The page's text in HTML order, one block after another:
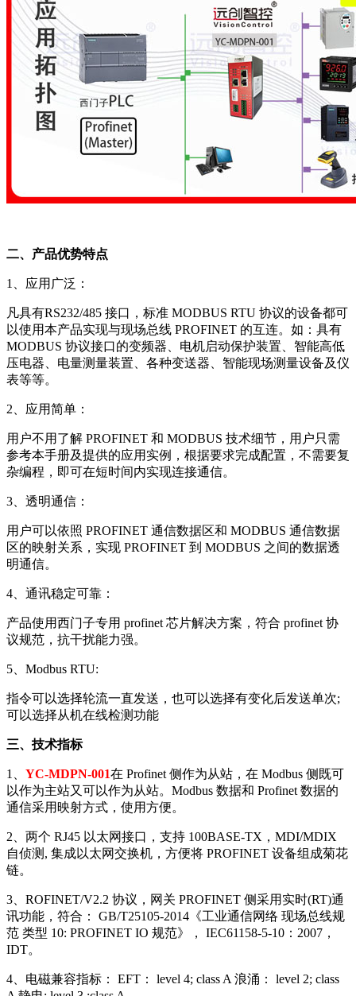
二、产品优势特点
1、应用广泛：
凡具有RS232/485 接口，标准 MODBUS RTU 协议的设备都可
以使用本产品实现与现场总线 PROFINET 的互连。如：具有
MODBUS 协议接口的变频器、电机启动保护装置、智能高低
压电器、电量测量装置、各种变送器、智能现场测量设备及仪
表等等。
2、应用简单：
用户不用了解 PROFINET 和 MODBUS 技术细节，用户只需
参考本手册及提供的应用实例，根据要求完成配置，不需要复
杂编程，即可在短时间内实现连接通信。
3、透明通信：
用户可以依照 PROFINET 通信数据区和 MODBUS 通信数据
区的映射关系，实现 PROFINET 到 MODBUS 之间的数据透
明通信。
4、通讯稳定可靠：
产品使用西门子专用 profinet 芯片解决方案，符合 profinet 协
议规范，抗干扰能力强。
5、Modbus RTU:
指令可以选择轮流一直发送，也可以选择有变化后发送单次;
可以选择从机在线检测功能
三、技术指标
1、 YC-MDPN-001在 Profinet 侧作为从站，在 Modbus 侧既可
以作为主站又可以作为从站。Modbus 数据和 Profinet 数据的
通信采用映射方式，使用方便。
2、两个 RJ45 以太网接口，支持 100BASE-TX，MDI/MDIX
自侦测, 集成以太网交换机，方便将 PROFINET 设备组成菊花
链。
3、ROFINET/V2.2 协议，网关 PROFINET 侧采用实时(RT)通
讯功能，符合： GB/T25105-2014《工业通信网络 现场总线规
范 类型 10: PROFINET IO 规范》， IEC61158-5-10：2007，
IDT。
4、电磁兼容指标： EFT： level 4; class A 浪涌： level 2; class